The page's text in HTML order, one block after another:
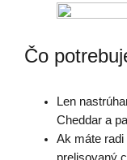
Čo
Len
Cheddar a
Ak máte